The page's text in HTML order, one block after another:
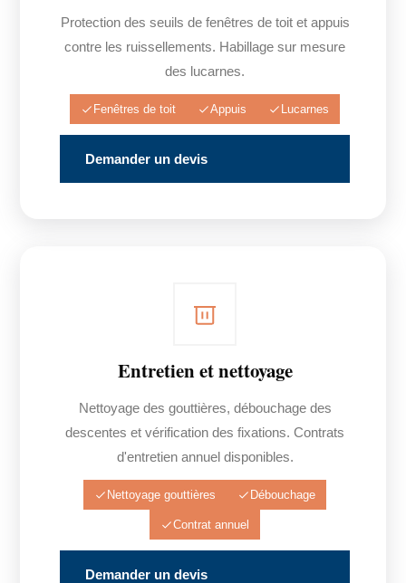
Protection des seuils de fenêtres de toit et appuis
contre les ruissellements. Habillage sur mesure
des lucarnes.
Fenêtres de toit Appuis Lucarnes
Demander un devis
Entretien et nettoyage
Nettoyage des gouttières, débouchage des
descentes et vérification des fixations. Contrats
d'entretien annuel disponibles.
Nettoyage gouttières Débouchage
Contrat annuel
Demander un devis